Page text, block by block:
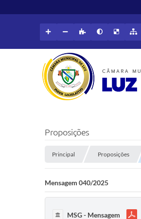
Proposições
Principal Proposições
Mensagem 040/2025
MSG - Mensagem